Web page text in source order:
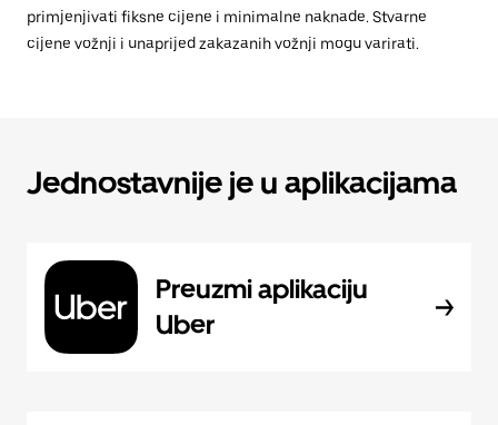
primjenjivati fiksne cijene i minimalne naknade. Stvarne
cijene vožnji i unaprijed zakazanih vožnji mogu varirati.
Jednostavnije je u aplikacijama
Preuzmi aplikaciju
Uber